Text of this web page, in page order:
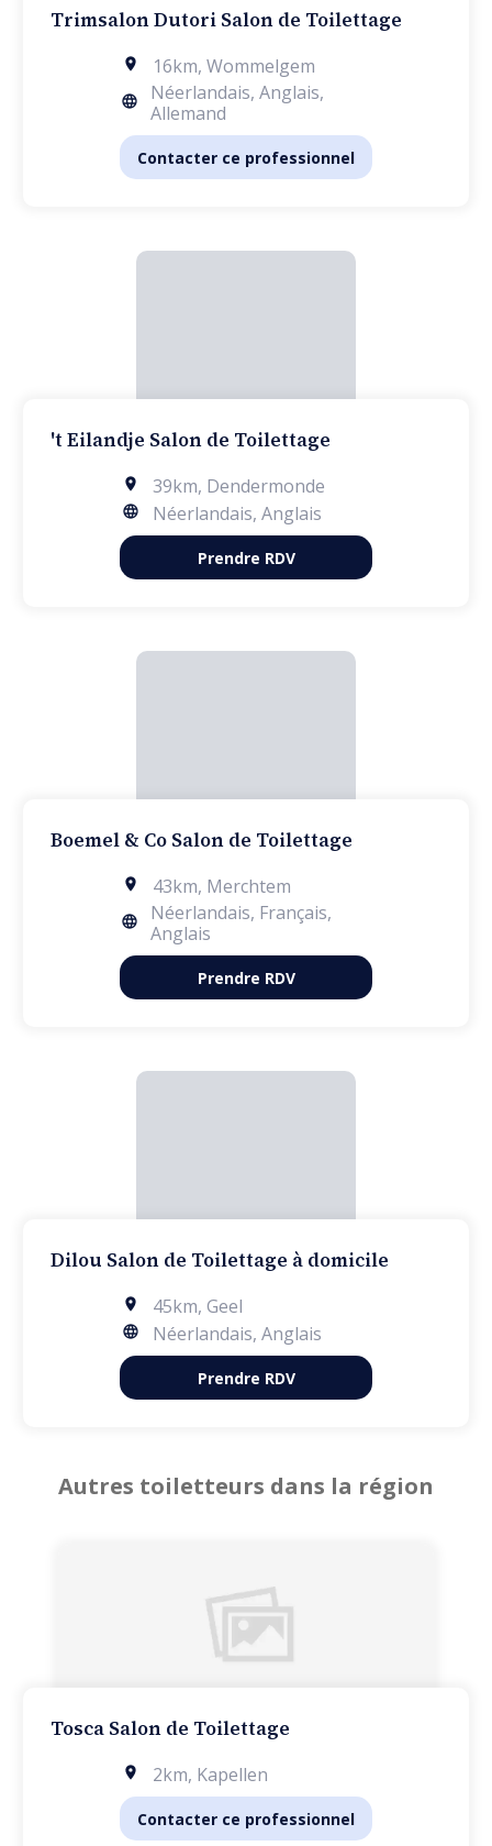
Trimsalon Dutori Salon de Toilettage
16km, Wommelgem
Néerlandais, Anglais,
Allemand
Contacter ce professionnel
't Eilandje Salon de Toilettage
39km, Dendermonde
Néerlandais, Anglais
Prendre RDV
Boemel & Co Salon de Toilettage
43km, Merchtem
Néerlandais, Français,
Anglais
Prendre RDV
Dilou Salon de Toilettage à domicile
45km, Geel
Néerlandais, Anglais
Prendre RDV
Autres toiletteurs dans la région
Tosca Salon de Toilettage
2km, Kapellen
Contacter ce professionnel